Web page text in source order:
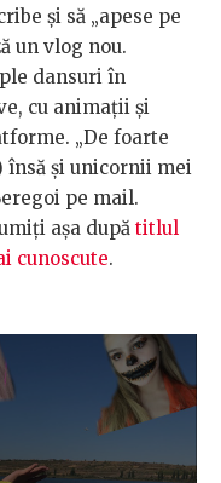
și să „apese pe
un vlog nou.
dansuri în
cu animații și
„De foarte
însă și unicornii mei
pe mail.
așa după titlul
cunoscute.